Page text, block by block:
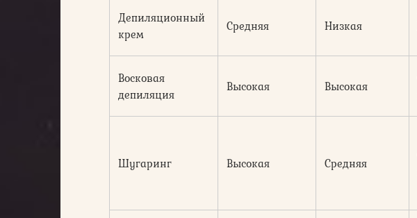
Депиляционный
крем
Средняя Низкая
Восковая
депиляция
Высокая Высокая
Шугаринг Высокая Средняя